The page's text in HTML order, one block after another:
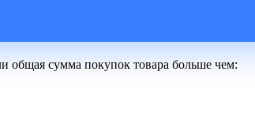
общая сумма покупок товара больше чем: